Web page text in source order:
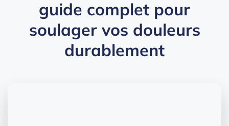
guide complet pour
soulager vos douleurs
durablement